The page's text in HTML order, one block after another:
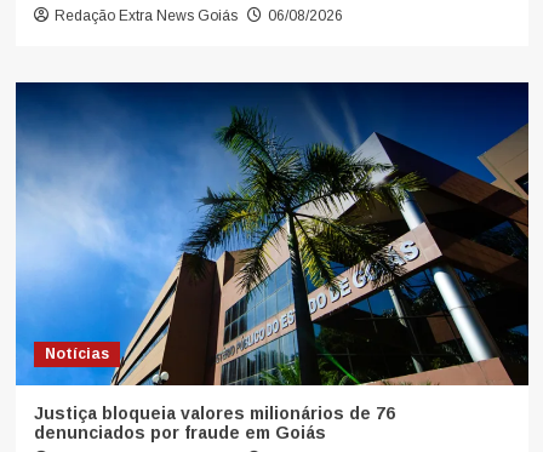
Redação Extra News Goiás 06/08/2026
Notícias
Justiça bloqueia valores milionários de 76
denunciados por fraude em Goiás